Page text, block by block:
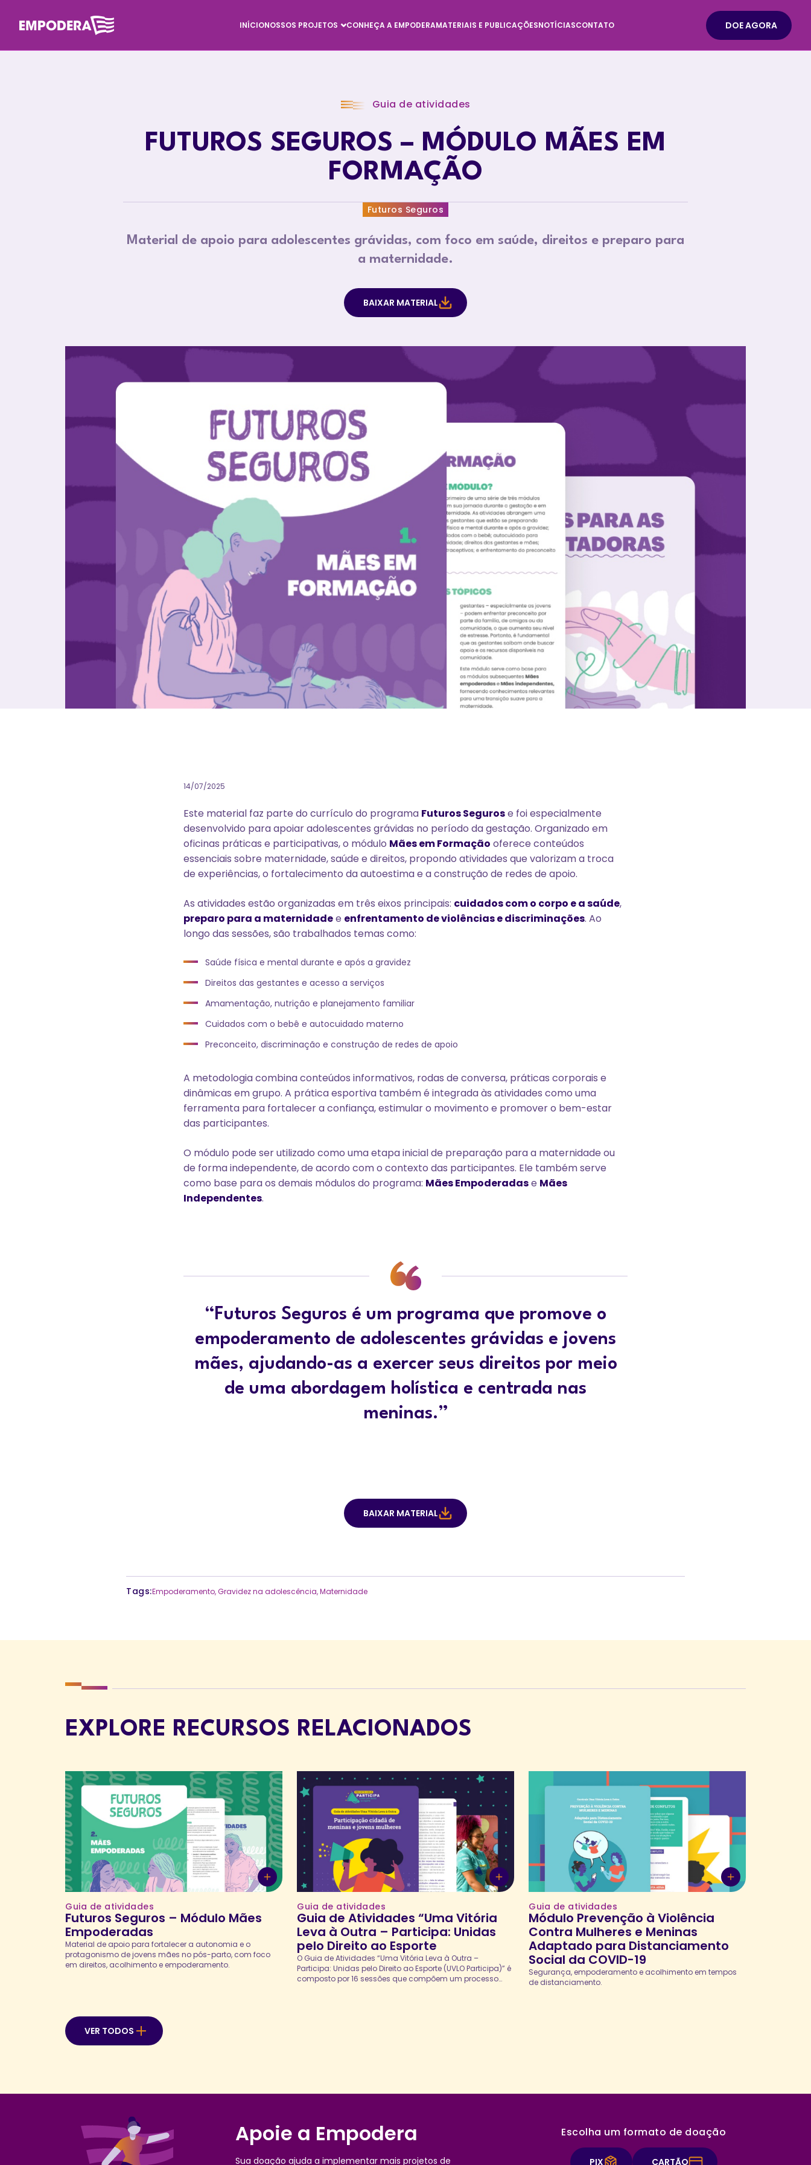
INÍCIONOSSOS PROJETOS CONHEÇA A EMPODERAMATERIAIS E PUBLICAÇÕESNOTÍCIASCONTATO DOE AGORA
Guia de atividades
FUTUROS SEGUROS – MÓDULO MÃES EM
FORMAÇÃO
Futuros Seguros
Material de apoio para adolescentes grávidas, com foco em saúde, direitos e preparo para
a maternidade.
BAIXAR MATERIAL
14/07/2025
Este material faz parte do currículo do programa Futuros Segurose foi especialmente
desenvolvido para apoiar adolescentes grávidas no período da gestação. Organizado em
oficinas práticas e participativas, o módulo Mães em Formação oferece conteúdos
essenciais sobre maternidade, saúde e direitos, propondo atividades que valorizam a troca
de experiências, o fortalecimento da autoestima e a construção de redes de apoio.
As atividades estão organizadas em três eixos principais: cuidados com o corpo e a saúde,
preparo para a maternidadee enfrentamento de violências e discriminações. Ao
longo das sessões, são trabalhados temas como:
Saúde física e mental durante e após a gravidez
Direitos das gestantes e acesso a serviços
Amamentação, nutrição e planejamento familiar
Cuidados com o bebê e autocuidado materno
Preconceito, discriminação e construção de redes de apoio
A metodologia combina conteúdos informativos, rodas de conversa, práticas corporais e
dinâmicas em grupo. A prática esportiva também é integrada às atividades como uma
ferramenta para fortalecer a confiança, estimular o movimento e promover o bem-estar
das participantes.
O módulo pode ser utilizado como uma etapa inicial de preparação para a maternidade ou
de forma independente, de acordo com o contexto das participantes. Ele também serve
como base para os demais módulos do programa: Mães Empoderadase Mães
Independentes.
“Futuros Seguros é um programa que promove o
empoderamento de adolescentes grávidas e jovens
mães, ajudando-as a exercer seus direitos por meio
de uma abordagem holística e centrada nas
meninas.”
BAIXAR MATERIAL
Tags:Empoderamento,Gravidez na adolescência,Maternidade
EXPLORE RECURSOS RELACIONADOS
Guia de atividades
Futuros Seguros – Módulo Mães
Empoderadas
Material de apoio para fortalecer a autonomia e o
protagonismo de jovens mães no pós-parto, com foco
em direitos, acolhimento e empoderamento.
Guia de atividades
Guia de Atividades “Uma Vitória
Leva à Outra – Participa: Unidas
pelo Direito ao Esporte
O Guia de Atividades “Uma Vitória Leva à Outra –
Participa: Unidas pelo Direito ao Esporte (UVLO Participa)” é
composto por 16 sessões que compõem um processo
Guia de atividades
Módulo Prevenção à Violência
Contra Mulheres e Meninas
Adaptado para Distanciamento
Social da COVID-19
Segurança, empoderamento e acolhimento em tempos
de distanciamento.
VER TODOS
Apoie a Empodera
Sua doação ajuda a implementar mais projetos de
Escolha um formato de doação
PIX CARTÃO